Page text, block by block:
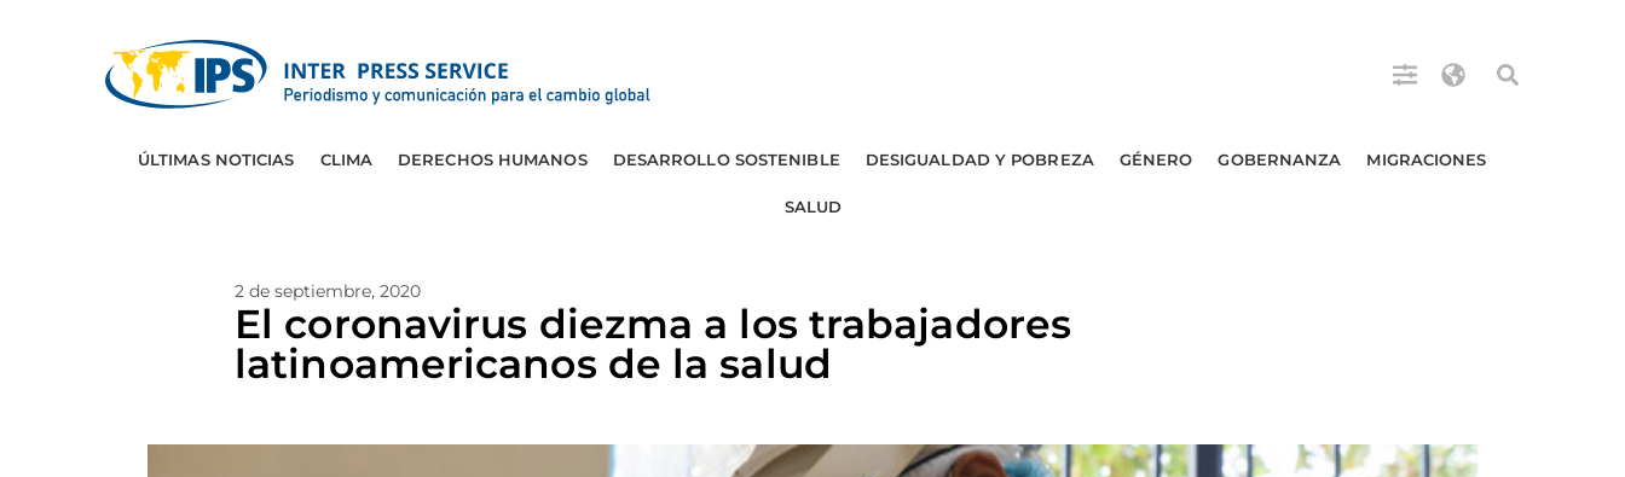
ÚLTIMAS NOTICIAS CLIMA DERECHOS HUMANOS DESARROLLO SOSTENIBLE DESIGUALDAD Y POBREZA GÉNERO GOBERNANZA MIGRACIONES
SALUD
2 de septiembre, 2020
El coronavirus diezma a los trabajadores
latinoamericanos de la salud